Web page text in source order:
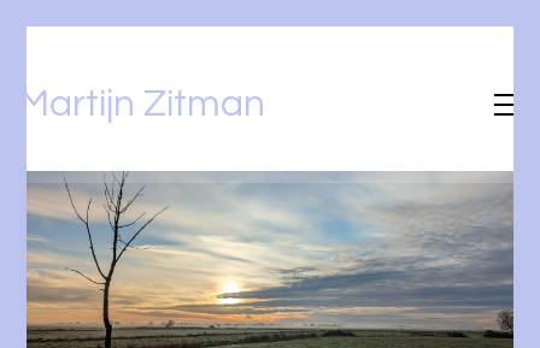
Martijn Zitman